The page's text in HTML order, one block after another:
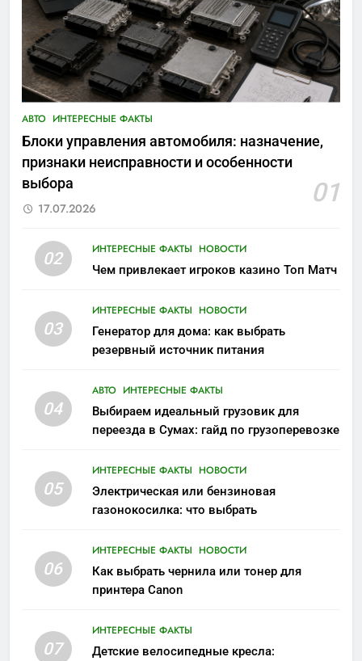
АВТО ИНТЕРЕСНЫЕ ФАКТЫ
Блоки управления автомобиля: назначение,
признаки неисправности и особенности
выбора
01
17.07.2026
02 ИНТЕРЕСНЫЕ ФАКТЫ НОВОСТИ
Чем привлекает игроков казино Топ Матч
03
ИНТЕРЕСНЫЕ ФАКТЫ НОВОСТИ
Генератор для дома: как выбрать
резервный источник питания
04
АВТО ИНТЕРЕСНЫЕ ФАКТЫ
Выбираем идеальный грузовик для
переезда в Сумах: гайд по грузоперевозке
05
ИНТЕРЕСНЫЕ ФАКТЫ НОВОСТИ
Электрическая или бензиновая
газонокосилка: что выбрать
06
ИНТЕРЕСНЫЕ ФАКТЫ НОВОСТИ
Как выбрать чернила или тонер для
принтера Canon
07
ИНТЕРЕСНЫЕ ФАКТЫ
Детские велосипедные кресла: